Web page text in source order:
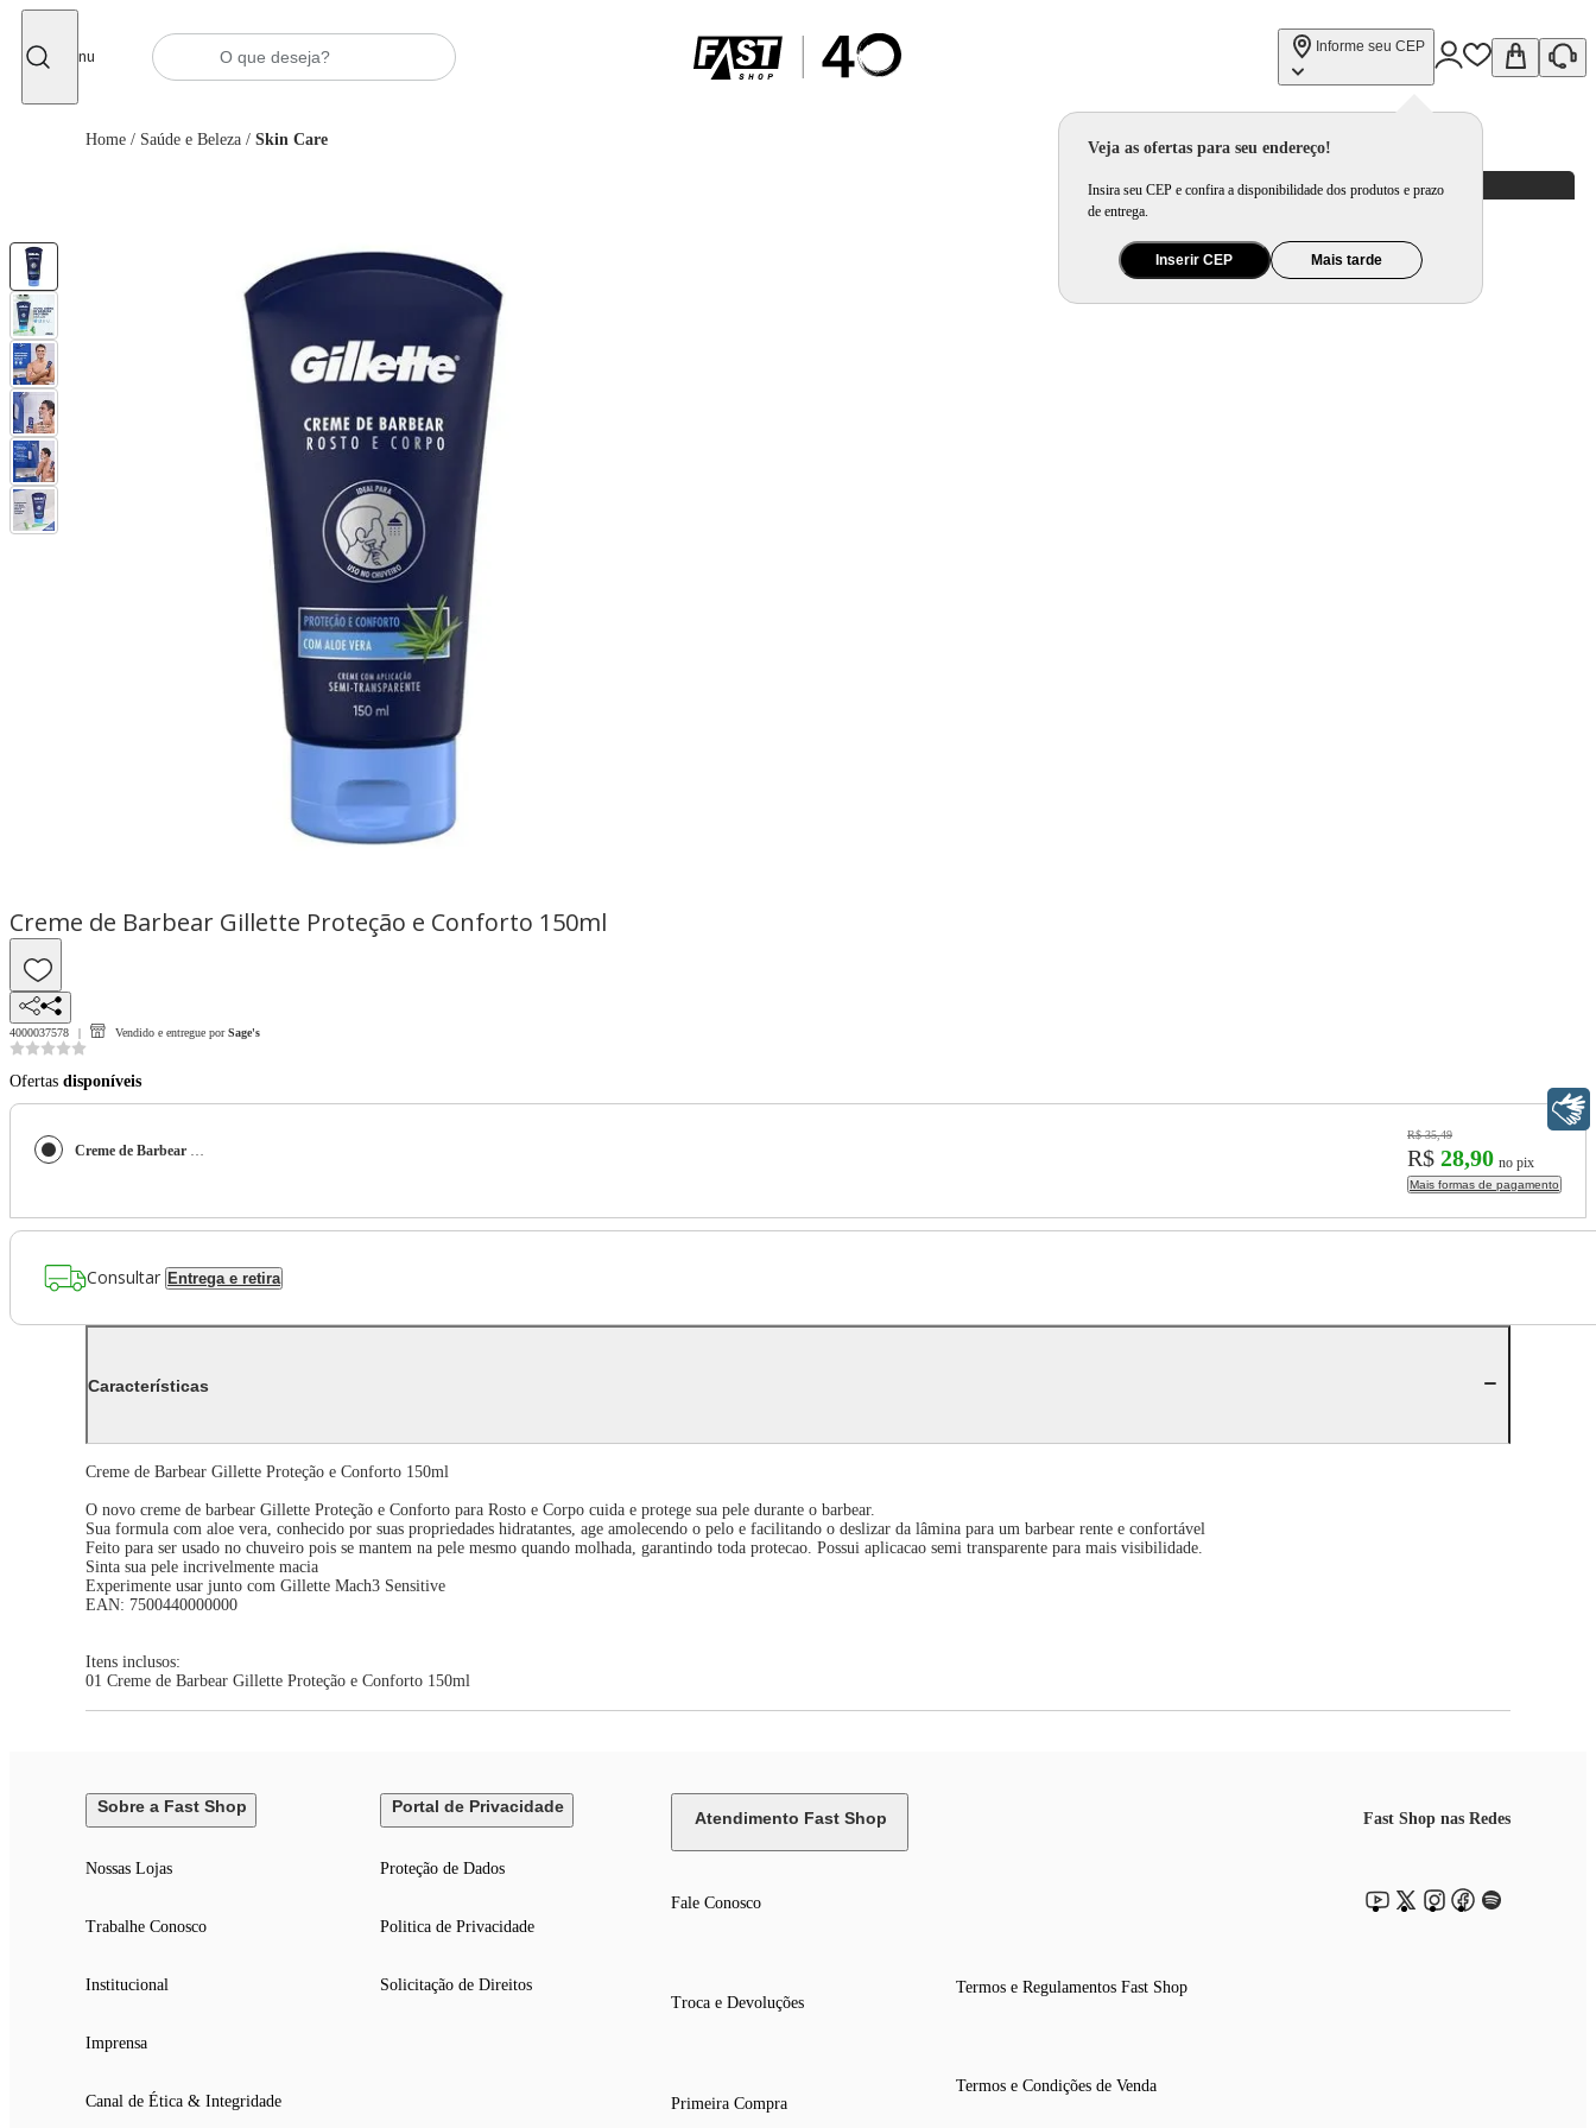
Menu
Informe seu CEP
Veja as ofertas para seu endereço!
Insira seu CEP e confira a disponibilidade dos produtos e prazo
de entrega.
Inserir CEP Mais tarde
Home / Saúde e Beleza / Skin Care
Creme de Barbear Gillette Proteção e Conforto 150ml
4000037578 Vendido e entregue por Sage's
Ofertas disponíveis
Creme de Barbear Gillette Proteção e Conforto 150ml
R$ 35,49
R$ 28,90 no pix
Mais formas de pagamento
Consultar Entrega e retira
Características
Creme de Barbear Gillette Proteção e Conforto 150ml
O novo creme de barbear Gillette Proteção e Conforto para Rosto e Corpo cuida e protege sua pele durante o barbear.
Sua formula com aloe vera, conhecido por suas propriedades hidratantes, age amolecendo o pelo e facilitando o deslizar da lâmina para um barbear rente e confortável
Feito para ser usado no chuveiro pois se mantem na pele mesmo quando molhada, garantindo toda protecao. Possui aplicacao semi transparente para mais visibilidade.
Sinta sua pele incrivelmente macia
Experimente usar junto com Gillette Mach3 Sensitive
EAN: 7500440000000
Itens inclusos:
01 Creme de Barbear Gillette Proteção e Conforto 150ml
Sobre a Fast Shop
Nossas Lojas
Trabalhe Conosco
Institucional
Imprensa
Canal de Ética & Integridade
Portal de Privacidade
Proteção de Dados
Politica de Privacidade
Solicitação de Direitos
Atendimento Fast Shop
Fale Conosco
Troca e Devoluções
Primeira Compra
Termos e Regulamentos Fast Shop
Termos e Condições de Venda
Fast Shop nas Redes
Libras